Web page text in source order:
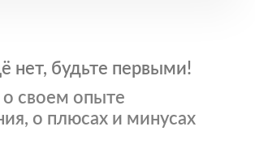
нет, будьте первыми!
о своем опыте
о плюсах и минусах